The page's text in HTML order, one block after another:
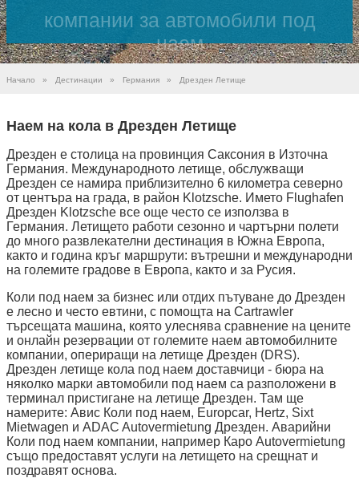
компании за автомобили под
наем
Начало » Дестинации » Германия » Дрезден Летище
Наем на кола в Дрезден Летище
Дрезден е столица на провинция Саксония в Източна
Германия. Международното летище, обслужващи
Дрезден се намира приблизително 6 километра северно
от центъра на града, в район Klotzsche. Името Flughafen
Дрезден Klotzsche все още често се използва в
Германия. Летището работи сезонно и чартърни полети
до много развлекателни дестинация в Южна Европа,
както и година кръг маршрути: вътрешни и международни
на големите градове в Европа, както и за Русия.
Коли под наем за бизнес или отдих пътуване до Дрезден
е лесно и често евтини, с помощта на Cartrawler
търсещата машина, която улеснява сравнение на цените
и онлайн резервации от големите наем автомобилните
компании, опериращи на летище Дрезден (DRS).
Дрезден летище кола под наем доставчици - бюра на
няколко марки автомобили под наем са разположени в
терминал пристигане на летище Дрезден. Там ще
намерите: Авис Коли под наем, Europcar, Hertz, Sixt
Mietwagen и ADAC Autovermietung Дрезден. Аварийни
Коли под наем компании, например Каро Autovermietung
също предоставят услуги на летището на срещнат и
поздравят основа.